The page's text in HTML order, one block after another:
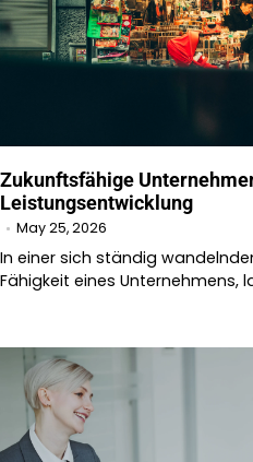
Zukunftsfähige
Leistungsentwicklung
May 25, 2026
In einer sich ständig
Fähigkeit eines Unternehmens,